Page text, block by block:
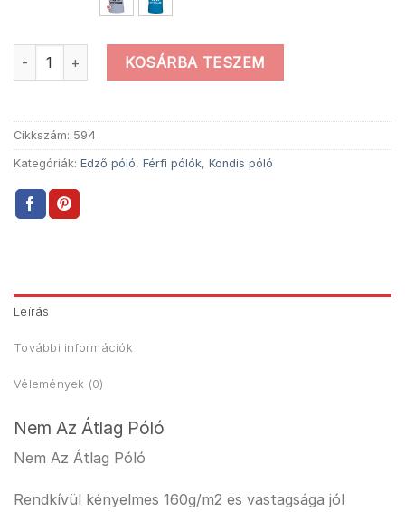
Nem Az Átlag Póló mennyiségKOSÁRBA TESZEM
Cikkszám: 594
Kategóriák: Edző póló, Férfi pólók, Kondis póló
Leírás
További információk
Vélemények (0)
Nem Az Átlag Póló
Nem Az Átlag Póló
Rendkívül kényelmes 160g/m2 es vastagsága jól